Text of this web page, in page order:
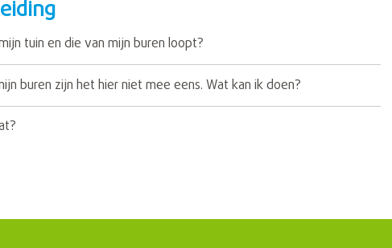
tuin en die van mijn buren loopt?
buren zijn het hier niet mee eens. Wat kan ik doen?